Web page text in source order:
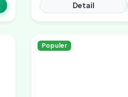
Detail
Populer